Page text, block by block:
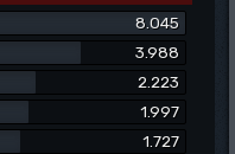
8.045
3.988
2.223
1.997
1.727